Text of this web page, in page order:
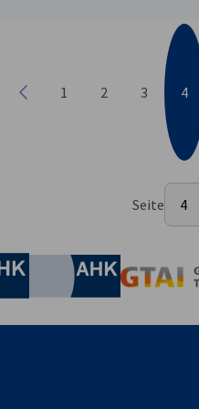
Vorherige
1 2 3 4
Seite
Seite
4
Industrie- und Handelskammer
Industrie- undAHK.de